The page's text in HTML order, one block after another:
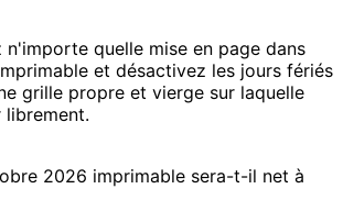
n'importe quelle mise en page dans
et désactivez les jours fériés
grille propre et vierge sur laquelle
librement.
2026 imprimable sera-t-il net à